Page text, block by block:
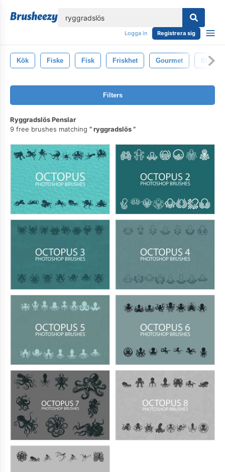
Logga in Registrera sig
Kök Fiske Fisk Friskhet Gourmet Bläck
Filters
Ryggradslös Penslar
9 free brushes matching
ryggradslös